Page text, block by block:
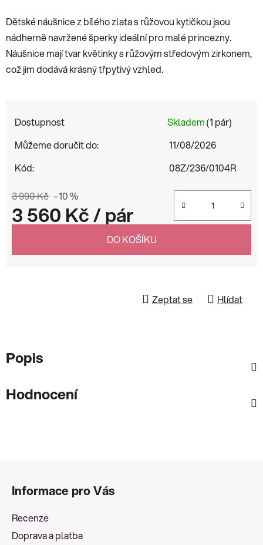
Dětské náušnice z bílého zlata s růžovou kytičkou jsou
nádherně navržené šperky ideální pro malé princezny.
Náušnice mají tvar květinky s růžovým středovým zirkonem,
což jim dodává krásný třpytivý vzhled.
Dostupnost Skladem(1 pár)
Můžeme doručit do:
11/08/2026
Kód:
08Z/236/0104R
3 990 Kč –10 %
3 560 Kč/ pár
DO KOŠÍKU
Zeptat se Hlídat
Popis
Hodnocení
Informace pro Vás
Recenze
Doprava a platba